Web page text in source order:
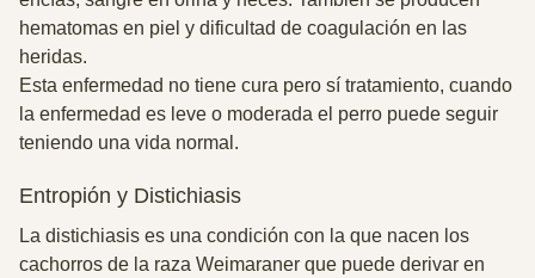
hematomas en piel y dificultad de coagulación en las
heridas.
Esta enfermedad no tiene cura pero sí tratamiento, cuando
la enfermedad es leve o moderada el perro puede seguir
teniendo una vida normal.
Entropión y Distichiasis
La distichiasis es una condición con la que nacen los
cachorros de la raza Weimaraner que puede derivar en